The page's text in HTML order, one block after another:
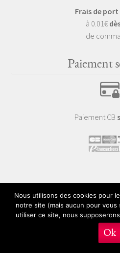
Frais de
à 0.01€
de
Paiement
Paiement CB
Nous
Nous utilisons des cookies pour
notre site (mais aucun pour
utiliser ce site, nous
Ok